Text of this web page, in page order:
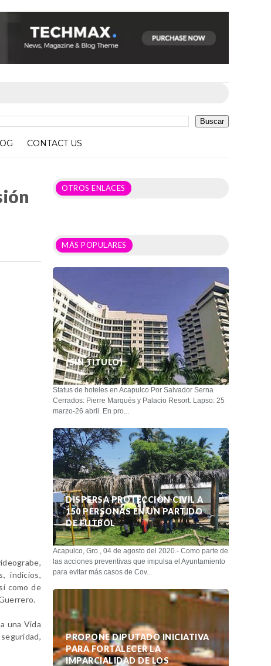
CONTACT US
indicios,
como de
una Vida
OTROS ENLACES
MÁS POPULARES
(SIN TÍTULO)
Status de hoteles en Acapulco Por Salvador Serna
Cerrados: Pierre Marqués y Palacio Resort. Lapso: 25
marzo-26 abril. En pro...
DISPERSA PROTECCIÓN CIVIL A
150 PERSONAS EN UN PARTIDO
DE FUTBOL
Acapulco, Gro., 04 de agosto del 2020.- Como parte de
las acciones preventivas que impulsa el Ayuntamiento
para evitar más casos de Cov...
PROPONE DIPUTADO INICIATIVA
PARA FORTALECER LA
IMPARCIALIDAD DE LOS